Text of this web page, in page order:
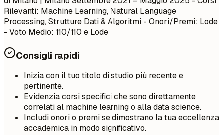
Rilevanti: Machine Learning, Natural Language
Processing, Strutture Dati & Algoritmi - Onori/Premi: Lode
- Voto Medio: 110/110 e Lode
Consigli rapidi
Inizia con il tuo titolo di studio più recente e
pertinente.
Evidenzia corsi specifici che sono direttamente
correlati al machine learning o alla data science.
Includi onori o premi se dimostrano la tua eccellenza
accademica in modo significativo.